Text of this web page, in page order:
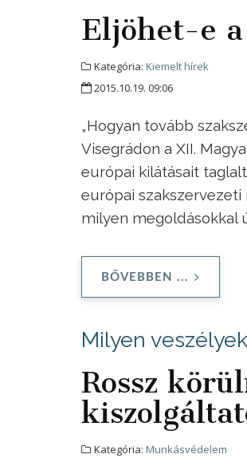
Eljöhet-e a
Kategória: Kiemelt hírek
2015.10.19. 09:06
„Hogyan tovább
Visegrádon a XII.
európai kilátásait
európai szakszervezeti
milyen megoldásokkal
BŐVEBBEN ...
Milyen
Rossz
Kategória: Munkásvédelem